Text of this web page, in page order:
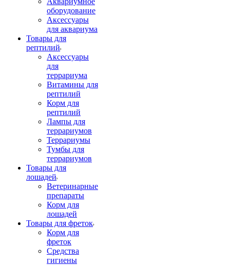
оборудование
Аксессуары
для аквариума
Товары для
рептилий
Аксессуары
для
террариума
Витамины для
рептилий
Корм для
рептилий
Лампы для
террариумов
Террариумы
Тумбы для
террариумов
Товары для
лошадей
Ветеринарные
препараты
Корм для
лошадей
Товары для фреток
Корм для
фреток
Средства
гигиены